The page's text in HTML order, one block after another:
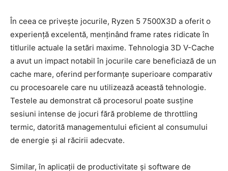
În ceea ce privește jocurile, Ryzen 5 7500X3D a oferit o
experiență excelentă, menținând frame rates ridicate în
titlurile actuale la setări maxime. Tehnologia 3D V-Cache
a avut un impact notabil în jocurile care beneficiază de un
cache mare, oferind performanțe superioare comparativ
cu procesoarele care nu utilizează această tehnologie.
Testele au demonstrat că procesorul poate susține
sesiuni intense de jocuri fără probleme de throttling
termic, datorită managementului eficient al consumului
de energie și al răcirii adecvate.
Similar, în aplicații de productivitate și software de